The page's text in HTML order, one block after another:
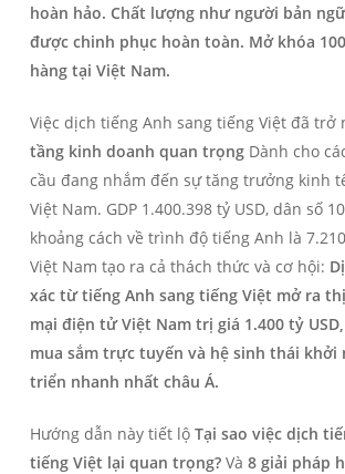
hoàn hảo. Chất lượng như người bản
được chinh phục hoàn toàn. Mở khóa
hàng tại Việt Nam.
Việc dịch tiếng Anh sang tiếng Việt đã trở
tầng kinh doanh quan trọngDành cho
cầu đang nhắm đến sự tăng trưởng kinh
Việt Nam. GDP 1.400.398 tỷ USD, dân số
khoảng cách về trình độ tiếng Anh là
Việt Nam tạo ra cả thách thức và cơ hội:
xác từ tiếng Anh sang tiếng Việt mở ra
mại điện tử Việt Nam trị giá 1.400 tỷ
mua sắm trực tuyến và hệ sinh thái khởi
triển nhanh nhất châu Á.
Hướng dẫn này tiết lộ Tại sao việc dịch
tiếng Việt lại quan trọng?Và 8 giải pháp